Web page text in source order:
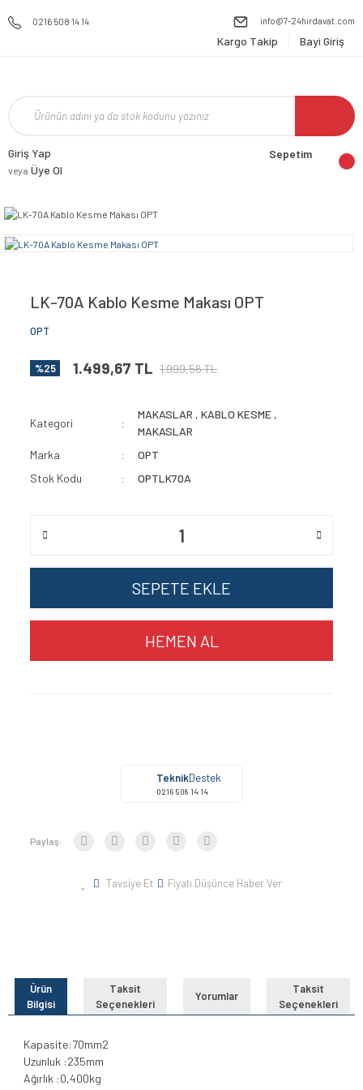
0216 508 14 14 info@7-24hirdavat.com
Kargo Takip Bayi Giriş
Giriş Yap
veya Üye Ol
Sepetim
LK-70A Kablo Kesme Makası OPT
OPT
%25 1.499,67 TL 1.999,56 TL
Kategori
MAKASLAR ,KABLO KESME ,
MAKASLAR
Marka
OPT
Stok Kodu
OPTLK70A
SEPETE EKLE
HEMEN AL
TeknikDestek
0216 508 14 14
Paylaş:
Tavsiye Et Fiyatı Düşünce Haber Ver
Ürün
Bilgisi
Taksit
Seçenekleri
Yorumlar
Taksit
Seçenekleri
Kapasite:70mm2
Uzunluk :235mm
Ağırlık :0,400kg